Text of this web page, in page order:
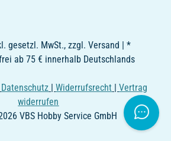
gesetzl. MwSt., zzgl. Versand | *
ab 75 € innerhalb Deutschlands
Datenschutz |Widerrufsrecht |Vertrag
widerrufen
VBS Hobby Service GmbH